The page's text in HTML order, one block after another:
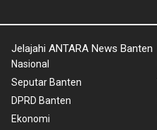
Jelajahi ANTARA News Banten
Nasional
Seputar Banten
DPRD Banten
Ekonomi